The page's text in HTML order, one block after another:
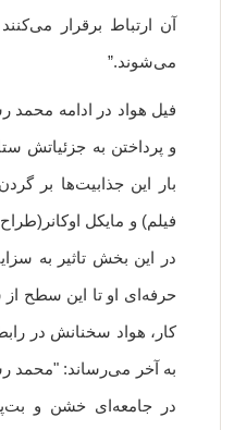
آن ارتباط برقرار
می‌شوند.”
فیل هواد در ادامه محمد
و پرداختن به جزئیاتش
بار این جذابیت‌ها بر
فیلم) و مایکل
در این بخش تاثیر به
حرفه‌ای او تا این سطح
کار، هواد سخنانش در
به آخر می‌رساند: "محمد
در جامعه‌ای خشن و